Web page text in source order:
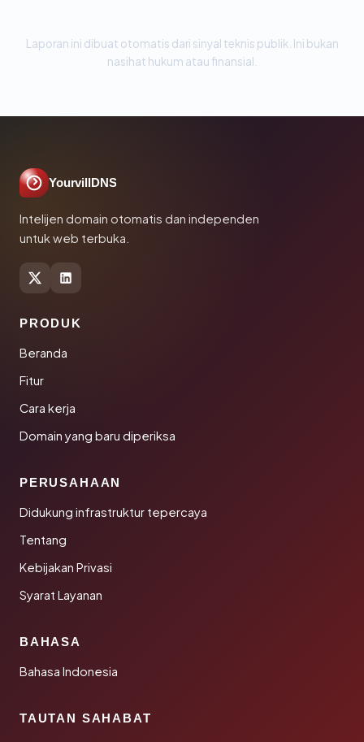
Laporan ini dibuat otomatis dari sinyal teknis publik. Ini bukan
nasihat hukum atau finansial.
YourvillDNS
Intelijen domain otomatis dan independen
untuk web terbuka.
PRODUK
Beranda
Fitur
Cara kerja
Domain yang baru diperiksa
PERUSAHAAN
Didukung infrastruktur tepercaya
Tentang
Kebijakan Privasi
Syarat Layanan
BAHASA
Bahasa Indonesia
TAUTAN SAHABAT